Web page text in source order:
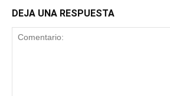
DEJA UNA RESPUESTA